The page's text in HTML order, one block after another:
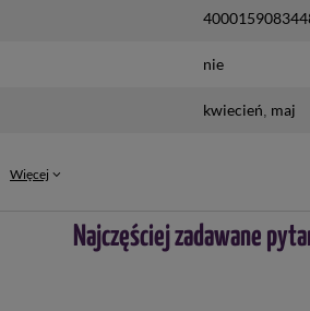
nie
kwiecień maj
Więcej
Najczęściej zadawane